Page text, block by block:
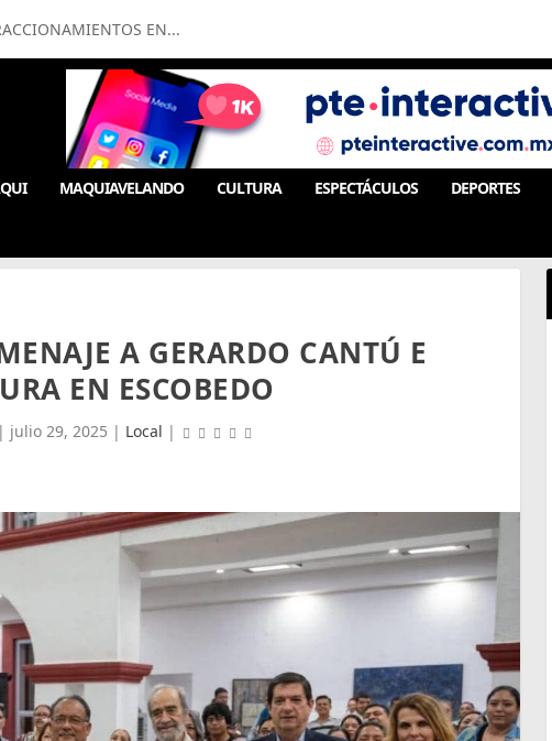
EN...
MAQUIAVELANDO CULTURA ESPECTÁCULOS DEPORTES
A GERARDO CANTÚ E
EN ESCOBEDO
| julio 29, 2025 | Local |